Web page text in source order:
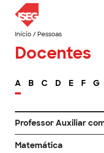
Início/ Pessoas
Docentes
A B C D E F G
Professor Auxiliar
Matemática